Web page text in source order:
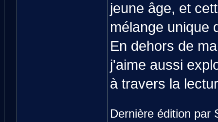
jeune âge, et
mélange unique
En dehors de
j'aime aussi
à travers la
Dernière édition par